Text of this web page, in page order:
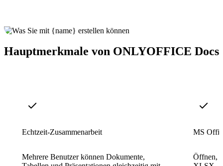
Hauptmerkmale von ONLYOFFICE Docs
Echtzeit-Zusammenarbeit
Mehrere Benutzer können Dokumente,
MS
Öffnen,